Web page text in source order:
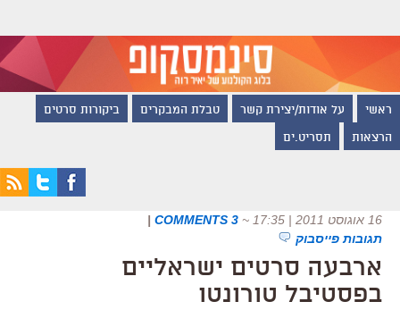
ראשי על אודות/יצירת קשר טבלת המבקרים ביקורות סרטים
הרצאות תסריט.ים
16 אוגוסט 2011 | 17:35 ~
3 COMMENTS
|
תגובות פייסבוק
ארבעה סרטים ישראליים
בפסטיבל טורונטו